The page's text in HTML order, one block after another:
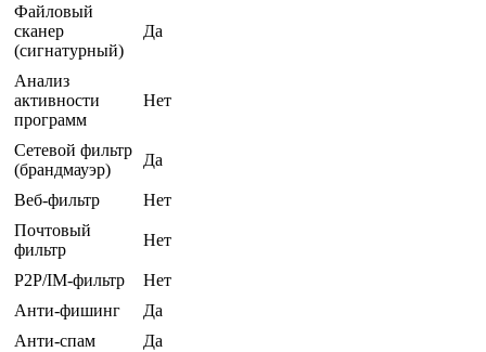
Файловый
сканер
(сигнатурный)
Да
Анализ
активности
программ
Нет
Сетевой фильтр
(брандмауэр)
Да
Веб-фильтр
Нет
Почтовый
фильтр
Нет
P2P/IM-фильтр
Нет
Анти-фишинг
Да
Анти-спам
Да